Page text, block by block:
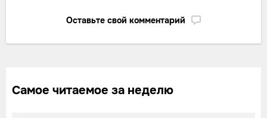
Оставьте свой комментарий
Самое читаемое за неделю